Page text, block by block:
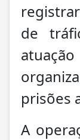
de
prisões
A